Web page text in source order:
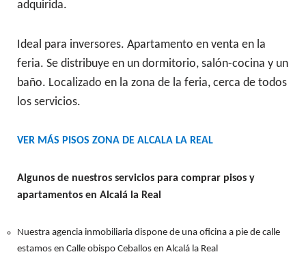
adquirida.
Ideal para inversores. Apartamento en venta en la
feria. Se distribuye en un dormitorio, salón-cocina y un
baño. Localizado en la zona de la feria, cerca de todos
los servicios.
VER MÁS PISOS ZONA DE ALCALA LA REAL
Algunos de nuestros servicios para comprar pisos y
apartamentos en Alcalá la Real
Nuestra agencia inmobiliaria dispone de una oficina a pie de calle
estamos en Calle obispo Ceballos en Alcalá la Real